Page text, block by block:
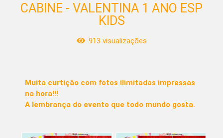
CABINE - VALENTINA 1 ANO ESP
KIDS
913 visualizações
Muita curtição com fotos ilimitadas impressas
na hora!!!
A lembrança do evento que todo mundo gosta.